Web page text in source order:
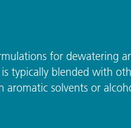
I&I
for dewatering
typically blended with
solvents or